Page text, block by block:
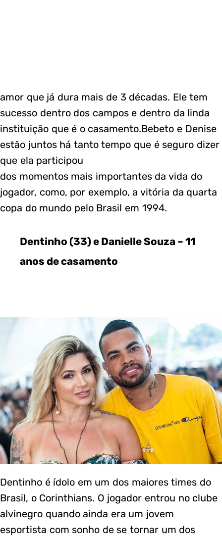
amor que já dura mais de 3 décadas. Ele tem
sucesso dentro dos campos e dentro da linda
instituição que é o casamento.Bebeto e Denise
estão juntos há tanto tempo que é seguro dizer
que ela participou
dos momentos mais importantes da vida do
jogador, como, por exemplo, a vitória da quarta
copa do mundo pelo Brasil em 1994.
Dentinho (33) e Danielle Souza – 11
anos de casamento
Dentinho é ídolo em um dos maiores times do
Brasil, o Corinthians. O jogador entrou no clube
alvinegro quando ainda era um jovem
esportista com sonho de se tornar um dos